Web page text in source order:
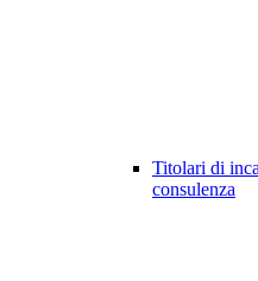
Titolari di
consulenza